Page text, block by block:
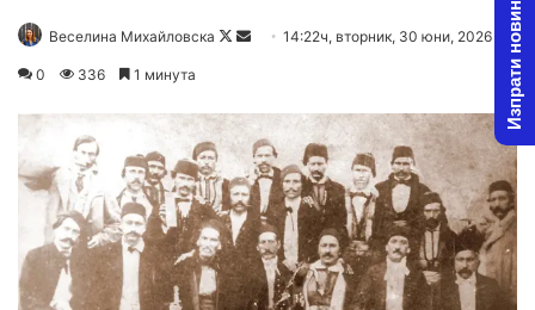
Веселина Михайловска
Follow
Send14:22ч, вторник, 30 юни, 2026
0 336 1 минута Изпрати новина